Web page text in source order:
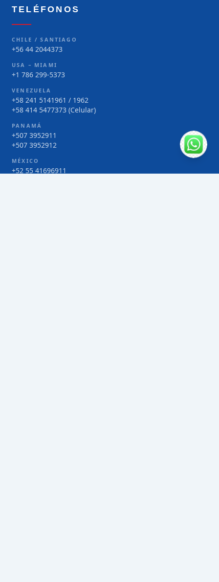
TELÉFONOS
CHILE / SANTIAGO
+56 44 2044373
USA – MIAMI
+1 786 299-5373
VENEZUELA
+58 241 5141961 / 1962
+58 414 5477373 (Celular)
PANAMÁ
+507 3952911
+507 3952912
MÉXICO
+52 55 41696911